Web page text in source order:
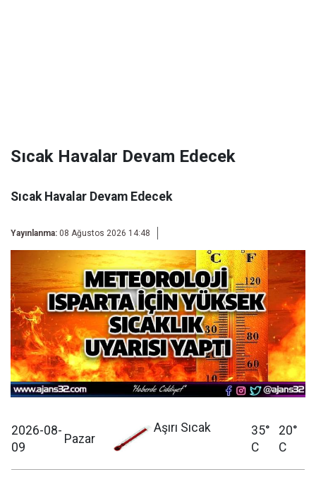
Sıcak Havalar Devam Edecek
Sıcak Havalar Devam Edecek
Yayınlanma: 08 Ağustos 2026 14:48
2026-08-
09
Pazar
Aşırı Sıcak
35°
C
20°
C